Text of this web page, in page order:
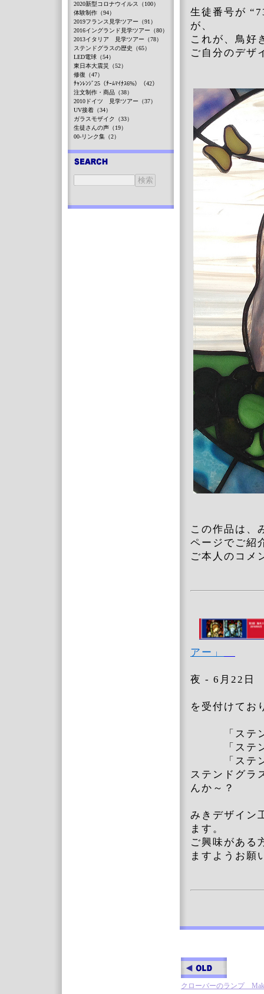
生徒番号が
が、
これが、鳥
ご自分のデザ
この作品は
ページでご紹
ご本人のコメ
アー」
夜 - 6
を受付けてお
「ステン
「ステン
「ステン
ステンドグラ
んか～？
みきデザイン
ます。
ご興味がある
ますようお願
クローバーのランプ
2020新型コロナウイルス（100）
体験制作（94）
2019フランス見学ツアー（91）
2016イングランド見学ツアー（80）
2013イタリア 見学ツアー（78）
ステンドグラスの歴史（65）
LED電球（54）
東日本大震災（52）
修復（47）
ﾁｬﾝﾚﾝｼﾞ25（ﾁｰﾑﾏｲﾅｽ6%）（42）
注文制作・商品（38）
2010ドイツ 見学ツアー（37）
UV接着（34）
ガラスモザイク（33）
生徒さんの声（19）
00-リンク集（2）